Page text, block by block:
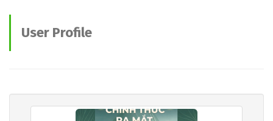
User Profile